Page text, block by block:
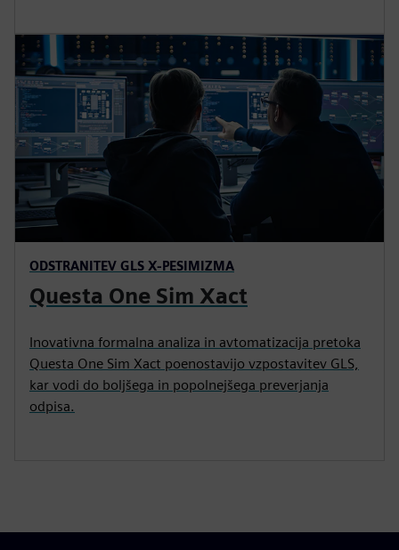
ODSTRANITEV GLS X-PESIMIZMA
Questa One Sim Xact
Inovativna formalna analiza in avtomatizacija pretoka
Questa One Sim Xact poenostavijo vzpostavitev GLS,
kar vodi do boljšega in popolnejšega preverjanja
odpisa.